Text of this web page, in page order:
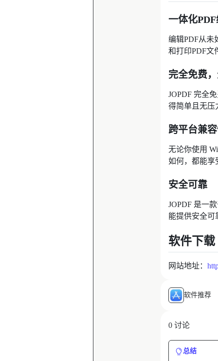
一体化
编辑PDF从未
和打印PDF文
完全免费
JOPDF 完全
得简单且无压
跨平台兼
无论你使用
如何，都能享
安全可靠
JOPDF 是一
能提供安全可
软件下载
网站地址：
软件推荐
0 讨论
总结